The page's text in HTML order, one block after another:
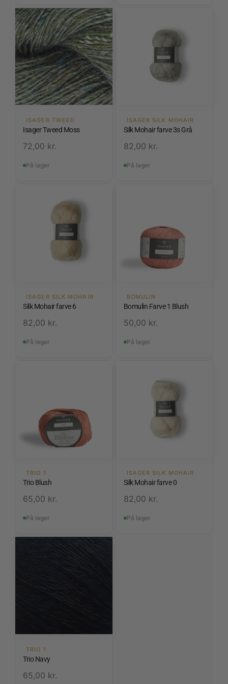
ISAGER TWEED
Isager Tweed Moss
72,00 kr.
På lager
ISAGER SILK MOHAIR
Silk Mohair farve 3s Grå
82,00 kr.
På lager
ISAGER SILK MOHAIR
Silk Mohair farve 6
82,00 kr.
På lager
BOMULIN
Bomulin Farve 1 Blush
50,00 kr.
På lager
TRIO 1
Trio Blush
65,00 kr.
På lager
ISAGER SILK MOHAIR
Silk Mohair farve 0
82,00 kr.
På lager
TRIO 1
Trio Navy
65,00 kr.